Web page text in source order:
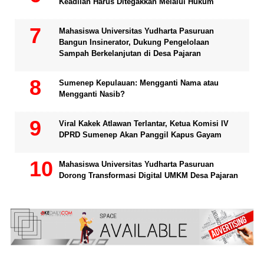
Mahasiswa Universitas Yudharta Pasuruan
Bangun Insinerator, Dukung Pengelolaan
Sampah Berkelanjutan di Desa Pajaran
Sumenep Kepulauan: Mengganti Nama atau
Mengganti Nasib?
Viral Kakek Atlawan Terlantar, Ketua Komisi IV
DPRD Sumenep Akan Panggil Kapus Gayam
Mahasiswa Universitas Yudharta Pasuruan
Dorong Transformasi Digital UMKM Desa Pajaran